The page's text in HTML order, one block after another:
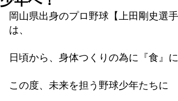
岡山県出身のプロ野球【上田剛史選
は、
日頃から、身体つくりの為に『食』
この度、未来を担う野球少年たちに